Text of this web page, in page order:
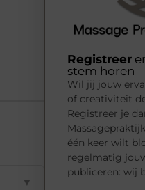
▼
Registreer
stem horen
Wil jij jouw
of creativiteit
Registreer je
één keer wilt
regelmatig
publiceren: wij